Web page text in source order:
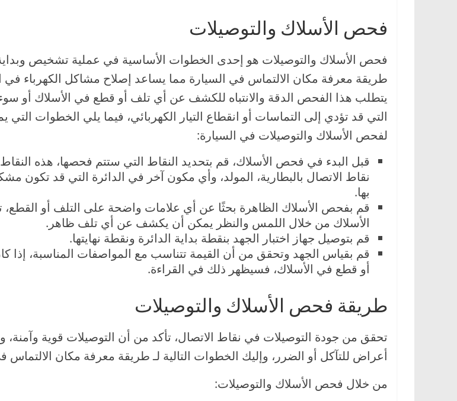
فحص الأسلاك والتوصيلات
فحص الأسلاك والتوصيلات هو إحدى الخطوات الأساسية في عملية تشخيص
طريقة معرفة مكان الالتماس في السيارة مما يساعد إصلاح مشاكل الكهرباء في
يتطلب هذا الفحص الدقة والانتباه للكشف عن أي تلف أو قطع في الأسلاك أو
التي قد تؤدي إلى التماسات أو انقطاع التيار الكهربائي، فيما يلي الخطوات التي
لفحص الأسلاك والتوصيلات في السيارة:
قبل البدء في فحص الأسلاك، قم بتحديد النقاط التي ستتم فحصها، هذه
نقاط الاتصال بالبطارية، المولد، وأي مكون آخر في الدائرة التي قد تكون
بها.
قم بفحص الأسلاك الظاهرة بحثًا عن أي علامات واضحة على التلف أو القطع،
الأسلاك من خلال اللمس والنظر يمكن أن يكشف عن أي تلف ظاهر.
قم بتوصيل جهاز اختبار الجهد بنقطة بداية الدائرة ونقطة نهايتها.
قم بقياس الجهد وتحقق من أن القيمة تتناسب مع المواصفات المناسبة، إذا
أو قطع في الأسلاك، فسيظهر ذلك في القراءة.
طريقة فحص الأسلاك والتوصيلات
تحقق من جودة التوصيلات في نقاط الاتصال، تأكد من أن التوصيلات قوية وآمنة،
أعراض للتآكل أو الضرر، وإليك الخطوات التالية لـ طريقة معرفة مكان الالتماس
من خلال فحص الأسلاك والتوصيلات: